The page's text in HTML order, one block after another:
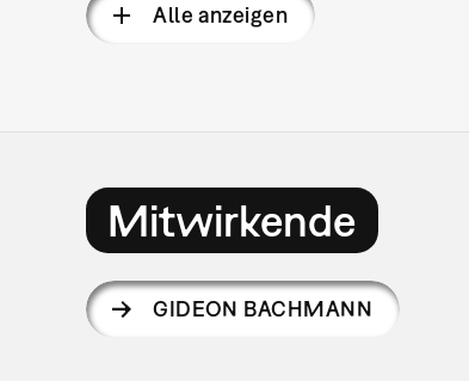
Alle anzeigen
Mitwirkende
GIDEON BACHMANN